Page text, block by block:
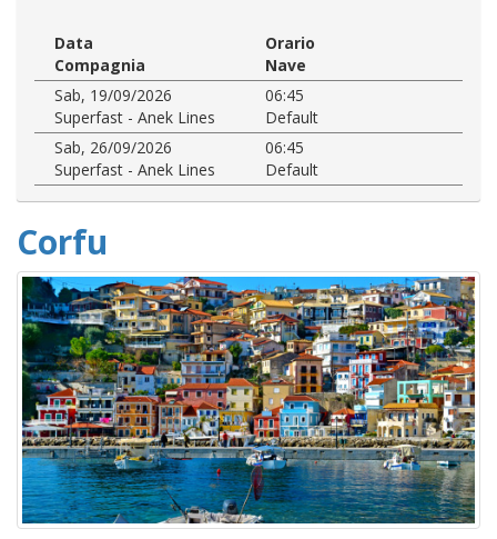
Data
Orario
Compagnia
Nave
Sab, 19/09/2026
06:45
Superfast - Anek Lines
Default
Sab, 26/09/2026
06:45
Superfast - Anek Lines
Default
Corfu